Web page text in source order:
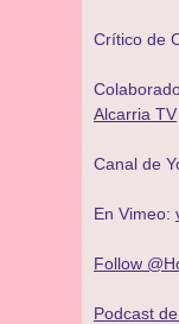
Crítico de
Alcarria TV
Canal de
En Vimeo:
Follow
Podcast